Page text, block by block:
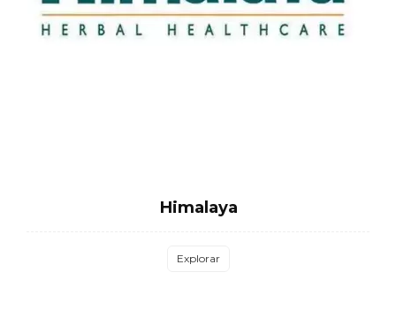
Himalaya
Explorar